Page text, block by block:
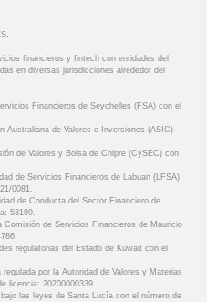
financieros y fintech con entidades del
en diversas jurisdicciones alrededor del
Financieros de Seychelles (FSA) con el
Australiana de Valores e Inversiones (ASIC)
de Valores y Bolsa de Chipre (CySEC) con
de Servicios Financieros de Labuan (LFSA)
0081.
de Conducta del Sector Financiero de
53199.
de Servicios Financieros de Mauricio
regulatorias del Estado de Kuwait con el
por la Autoridad de Valores y Materias
licencia: 20200000339.
las leyes de Santa Lucía con el número de